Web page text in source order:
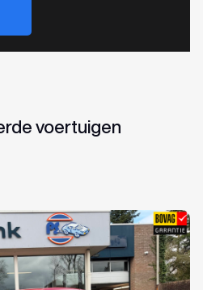
voertuigen